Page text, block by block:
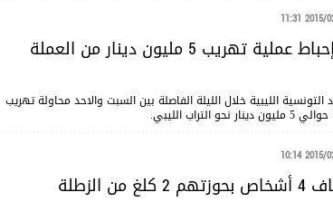
2015/02/
راس الجدير : إحباط عملية تهريب 5 مليون دينار من العملة
الليبية خلال الليلة الفاصلة بين السبت والاحد محاولة تهريب
الليبي.
2015/02/